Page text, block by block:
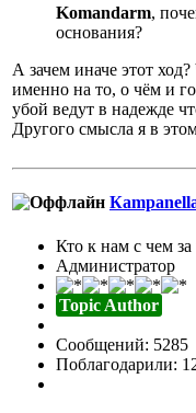
Komandarm,
основания?
А зачем иначе этот
именно на то, о чём и
убой ведут в надежде
Другого смысла я в
Кто к нам с чем за
Администратор
Topic Author
Сообщений: 5285
Поблагодарили: